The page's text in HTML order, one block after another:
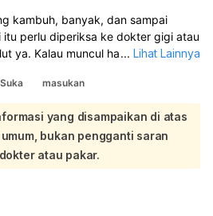
kambuh, banyak, dan sampai
perlu diperiksa ke dokter gigi atau
ya. Kalau muncul hampir tiap
dianggap biasa:
sudah dijaga, sariawan berulang
seperti kekurangan vitamin B, zat
mulut kering, stres, alergi
gigi tajam/behel/gigi palsu, atau
anemia, gangguan imun, celiac,
terasa ke gigi juga bisa karena
... Lihat Lainnya
Suka masukan
yang disampaikan di atas
bukan pengganti saran
atau pakar.